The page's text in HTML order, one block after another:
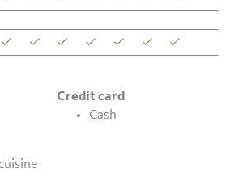
Credit card
Cash